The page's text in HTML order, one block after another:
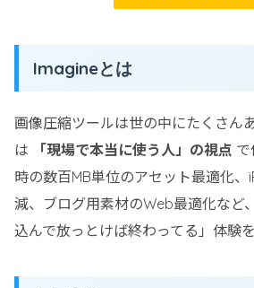
Imagineとは
画像圧縮ツールは世の中にたくさん
は
「現場で本当に使う人」の視点 で
時の数百MB単位のアセット最適化、
減、ブログ用素材のWeb最適化など
込んで放っとけば終わってる」体験